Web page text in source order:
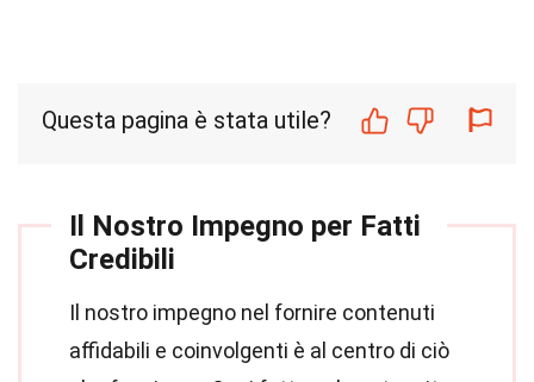
Questa pagina è stata utile?
Il Nostro Impegno per Fatti
Credibili
Il nostro impegno nel fornire contenuti
affidabili e coinvolgenti è al centro di ciò